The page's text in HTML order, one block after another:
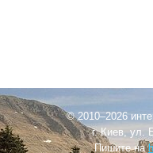
© 2010–2026
г. Киев, ул.
Пишите на